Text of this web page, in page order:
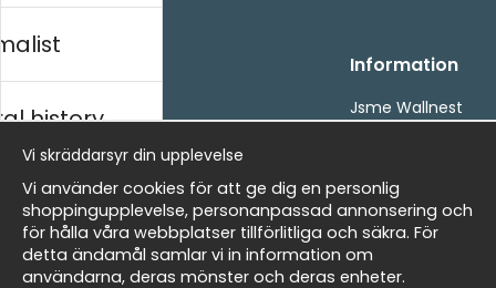
Kontakta oss
- Returer och återbetalningar
- Leverans - enkelt, snabbt &amp; gratis
Om cookies
Mina favoriter
Information
Jsme Wallnest
Newsletter
history
Vi skräddarsyr din upplevelse
Vi använder cookies för att ge dig en personlig
shoppingupplevelse, personanpassad annonsering och
för hålla våra webbplatser tillförlitliga och säkra. För
detta ändamål samlar vi in information om
användarna, deras mönster och deras enheter.